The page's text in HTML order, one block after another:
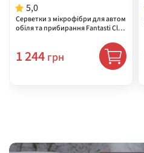
5,0
Серветки з мікрофібри для автом
обіля та прибирання Fantasti Clea
1 244 грн